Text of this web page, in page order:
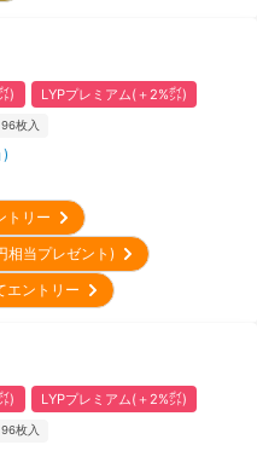
) LYPプレミアム(＋2%㌽)
96枚入
トリー
相当プレゼント)
エントリー
) LYPプレミアム(＋2%㌽)
96枚入